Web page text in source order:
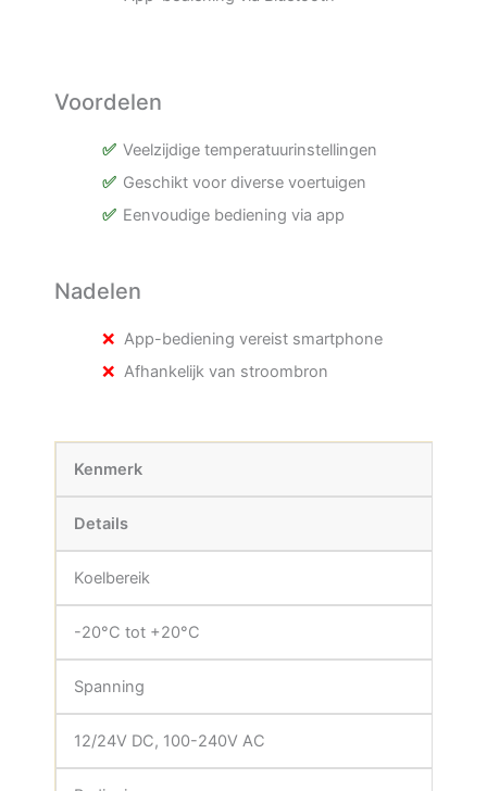
Voordelen
Veelzijdige temperatuurinstellingen
Geschikt voor diverse voertuigen
Eenvoudige bediening via app
Nadelen
App-bediening vereist smartphone
Afhankelijk van stroombron
Kenmerk
Details
Koelbereik
-20°C tot +20°C
Spanning
12/24V DC, 100-240V AC